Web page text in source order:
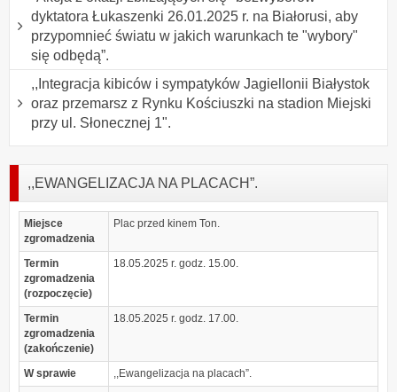
dyktatora Łukaszenki 26.01.2025 r. na Białorusi, aby
przypomnieć światu w jakich warunkach te "wybory"
się odbędą”.
,,Integracja kibiców i sympatyków Jagiellonii Białystok
oraz przemarsz z Rynku Kościuszki na stadion Miejski
przy ul. Słonecznej 1".
,,EWANGELIZACJA NA PLACACH”.
Miejsce
zgromadzenia
Plac przed kinem Ton.
Termin
zgromadzenia
(rozpoczęcie)
18.05.2025 r. godz. 15.00.
Termin
zgromadzenia
(zakończenie)
18.05.2025 r. godz. 17.00.
W sprawie
,,Ewangelizacja na placach”.